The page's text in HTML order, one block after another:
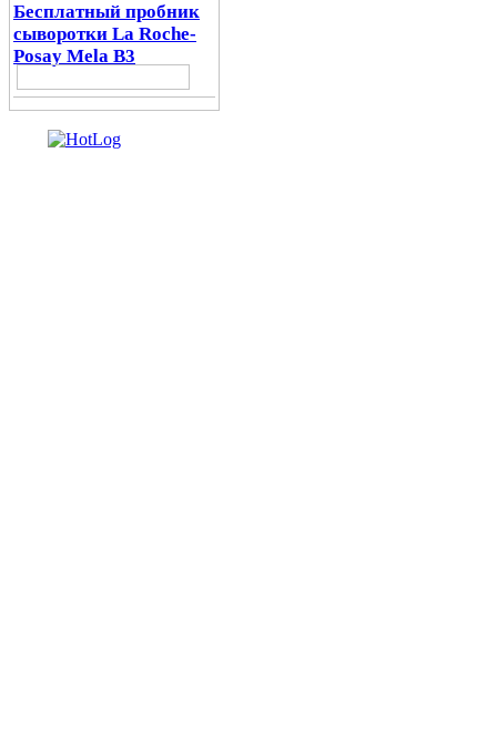
Бесплатный пробник
сыворотки La Roche-
Posay Mela B3